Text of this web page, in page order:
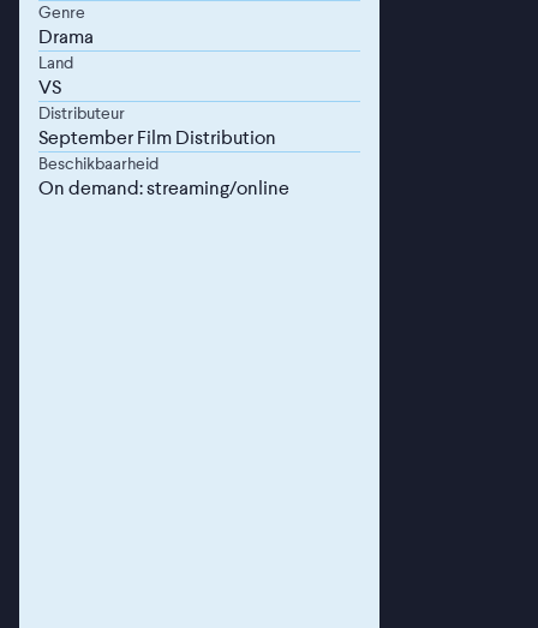
Genre
Drama
Land
VS
Distributeur
September Film Distribution
Beschikbaarheid
On demand: streaming/online